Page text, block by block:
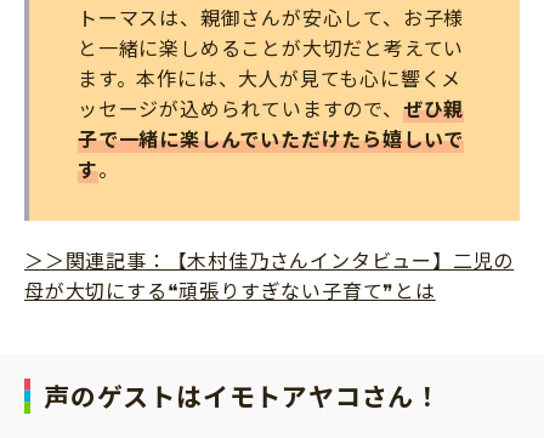
トーマスは、親御さんが安心して、お子様
と一緒に楽しめることが大切だと考えてい
ます。本作には、大人が見ても心に響くメ
ッセージが込められていますので、 ぜひ親
子で一緒に楽しんでいただけたら嬉しいで
す。
＞＞関連記事：【木村佳乃さんインタビュー】二児の
母が大切にする❝頑張りすぎない子育て❞とは
声のゲストはイモトアヤコさん！